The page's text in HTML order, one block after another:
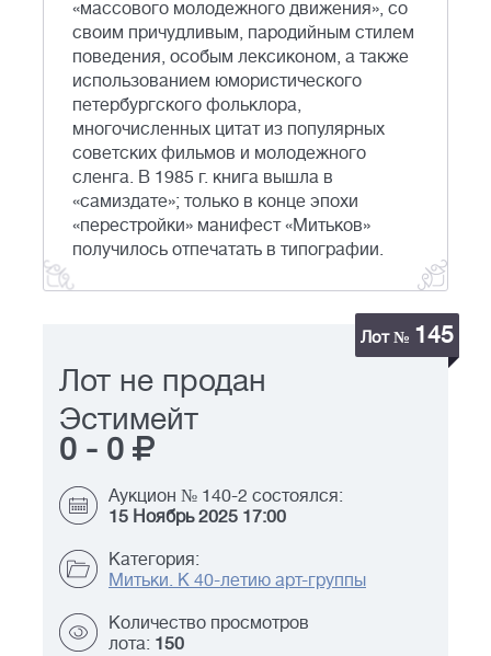
«массового молодежного движения», со
своим причудливым, пародийным стилем
поведения, особым лексиконом, а также
использованием юмористического
петербургского фольклора,
многочисленных цитат из популярных
советских фильмов и молодежного
сленга. В 1985 г. книга вышла в
«самиздате»; только в конце эпохи
«перестройки» манифест «Митьков»
получилось отпечатать в типографии.
Лот № 145
Лот не продан
Эстимейт
0 - 0
Аукцион № 140-2 состоялся:
15 Ноябрь 2025 17:00
Категория:
Митьки. К 40-летию арт-группы
Количество просмотров
лота: 150